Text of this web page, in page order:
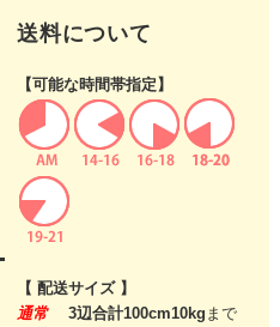
送料について
【可能な時間帯指定】
【 配送サイズ 】
通常
3辺合計100cm10kg まで